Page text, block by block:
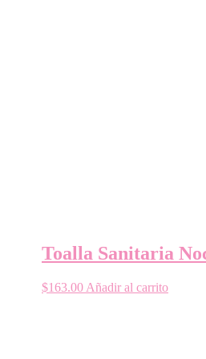
Toalla Sanitaria
$163.00 Añadir al carrito